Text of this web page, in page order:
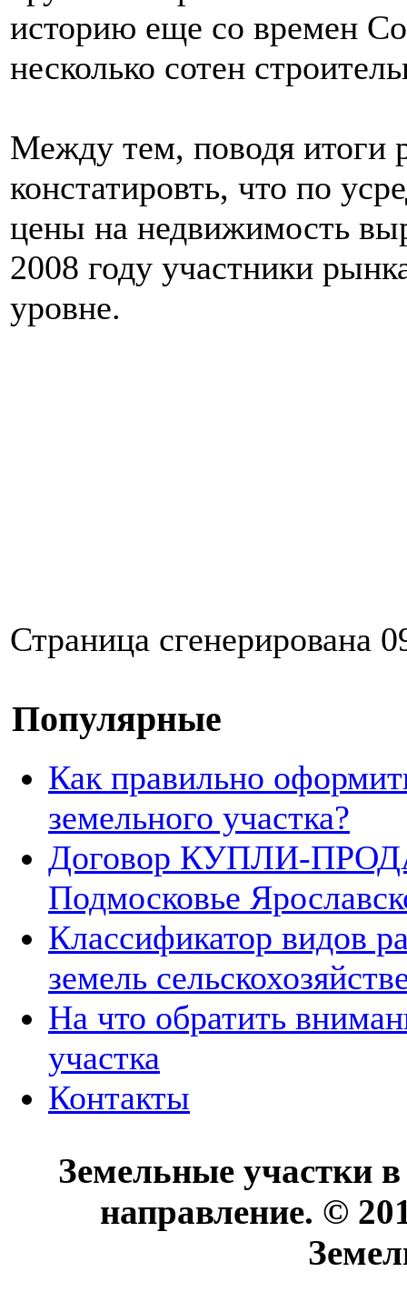
историю еще со времен
несколько сотен
Между тем, поводя итоги
констатировть, что по
цены на недвижимость
2008 году участники
уровне.
Страница сгенерирована
Популярные
Как правильно
земельного участка?
Договор КУПЛИ-
Подмосковье
Классификатор видов
земель
На что обратить
участка
Контакты
Земельные участки
направление. ©